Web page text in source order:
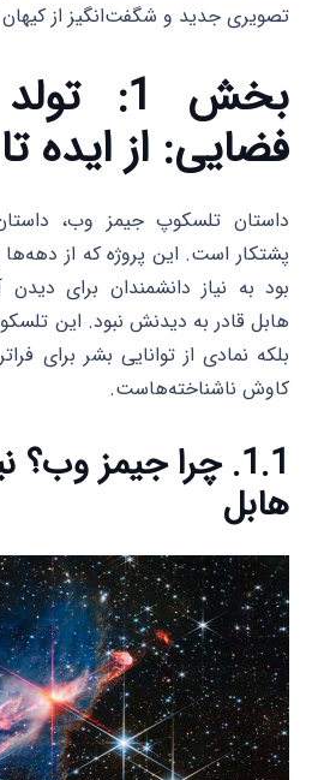
تصویری جدید و شگفت‌انگیز از کیهان
بخش 1:
فضایی: از ایده
داستان تلسکوپ جیمز وب، داستان
پشتکار است. این پروژه که از
بود به نیاز دانشمندان برای
هابل قادر به دیدنش نبود. این
بلکه نمادی از توانایی بشر برای
کاوش ناشناخته‌هاست.
1.1. چرا جیمز وب؟
هابل